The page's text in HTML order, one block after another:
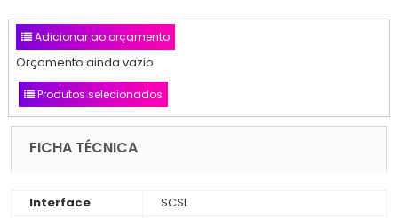
Adicionar ao orçamento
Orçamento ainda vazio
Produtos selecionados
FICHA TÉCNICA
Interface
SCSI